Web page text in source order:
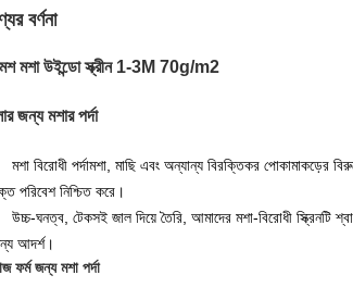
বর্ণনা
মশা উইন্ডো স্ক্রীন 1-3M 70g/m2
জন্য মশার পর্দা
মশা বিরোধী পর্দামশা, মাছি এবং অন্যান্য বিরক্তিকর পোকামাকড়ের
পরিবেশ নিশ্চিত করে।
উচ্চ-ঘনত্ব, টেকসই জাল দিয়ে তৈরি, আমাদের মশা-বিরোধী স্ক্রিনটি
আদর্শ।
ফর্ম জন্য মশা পর্দা